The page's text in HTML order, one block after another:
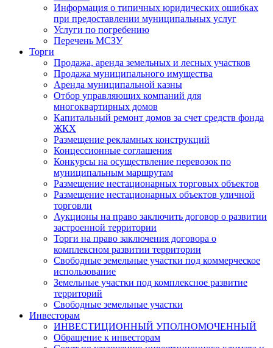
Информация о типичных юридических ошибках
при предоставлении муниципальных услуг
Услуги по погребению
Перечень МСЗУ
Торги
Продажа, аренда земельных и лесных участков
Продажа муниципального имущества
Аренда муниципальной казны
Отбор управляющих компаний для
многоквартирных домов
Капитальный ремонт домов за счет средств фонда
ЖКХ
Размещение рекламных конструкций
Концессионные соглашения
Конкурсы на осуществление перевозок по
муниципальным маршрутам
Размещение нестационарных торговых объектов
Размещение нестационарных объектов уличной
торговли
Аукционы на право заключить договор о развитии
застроенной территории
Торги на право заключения договора о
комплексном развитии территории
Свободные земельные участки под коммерческое
использование
Земельные участки под комплексное развитие
территорий
Свободные земельные участки
Инвесторам
ИНВЕСТИЦИОННЫЙ УПОЛНОМОЧЕННЫЙ
Обращение к инвесторам